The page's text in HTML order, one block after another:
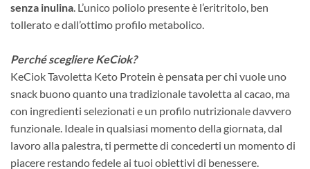
senza inulina. L’unico poliolo presente è l’eritritolo, ben
tollerato e dall’ottimo profilo metabolico.
Perché scegliere KeCiok?
KeCiok Tavoletta Keto Protein è pensata per chi vuole uno
snack buono quanto una tradizionale tavoletta al cacao, ma
con ingredienti selezionati e un profilo nutrizionale davvero
funzionale. Ideale in qualsiasi momento della giornata, dal
lavoro alla palestra, ti permette di concederti un momento di
piacere restando fedele ai tuoi obiettivi di benessere.